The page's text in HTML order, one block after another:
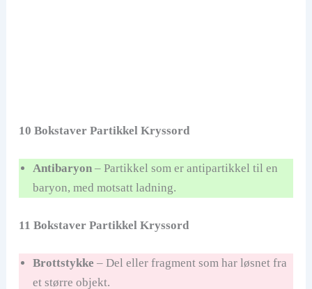
10 Bokstaver Partikkel Kryssord
Antibaryon– Partikkel som er antipartikkel til en
baryon, med motsatt ladning.
11 Bokstaver Partikkel Kryssord
Brottstykke – Del eller fragment som har løsnet fra
et større objekt.